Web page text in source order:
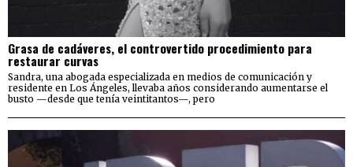
Grasa de cadáveres, el controvertido procedimiento para
restaurar curvas
Sandra, una abogada especializada en medios de comunicación y
residente en Los Ángeles, llevaba años considerando aumentarse el
busto —desde que tenía veintitantos—, pero